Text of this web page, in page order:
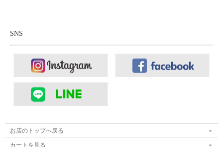
仕上げのムートン。
とりとした質感と上品なマット感が魅力の素材。天然の羊毛を活
かしたムートンならではの高い保温性と優れた吸湿性を備え、内
側は暖かく外側は柔らかな風合いに仕上がっています。ふんわり
と空気を含むため軽やかで、蒸れにくく快適な着用感が続くのも
SNS
お店のトップへ戻る
カートを見る